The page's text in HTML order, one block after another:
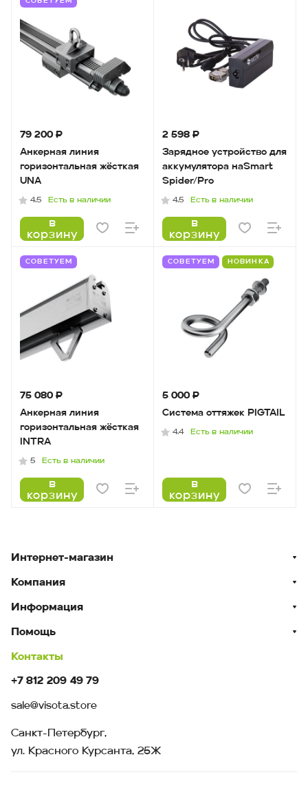
79 200 ₽
Анкерная линия
горизонтальная жёсткая
UNA
4.5 Есть в наличии
в
корзину
2 598 ₽
Зарядное устройство для
аккумулятора наSmart
Spider/Pro
4.5 Есть в наличии
в
корзину
СОВЕТУЕМ
75 080 ₽
Анкерная линия
горизонтальная жёсткая
INTRA
5 Есть в наличии
в
корзину
СОВЕТУЕМ НОВИНКА
5 000 ₽
Система оттяжек PIGTAIL
4.4 Есть в наличии
в
корзину
Интернет-магазин
Компания
Информация
Помощь
Контакты
+7 812 209 49 79
sale@visota.store
Санкт-Петербург,
ул. Красного Курсанта, 25Ж